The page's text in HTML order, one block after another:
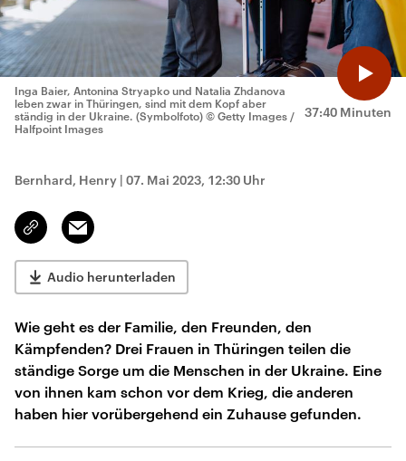
37:40 Minuten
Inga Baier, Antonina Stryapko und Natalia Zhdanova
leben zwar in Thüringen, sind mit dem Kopf aber
ständig in der Ukraine. (Symbolfoto) © Getty Images /
Halfpoint Images
Bernhard, Henry | 07. Mai 2023, 12:30 Uhr
Link
kopieren/teilen
Email
Audio herunterladen
Wie geht es der Familie, den Freunden, den
Kämpfenden? Drei Frauen in Thüringen teilen die
ständige Sorge um die Menschen in der Ukraine. Eine
von ihnen kam schon vor dem Krieg, die anderen
haben hier vorübergehend ein Zuhause gefunden.